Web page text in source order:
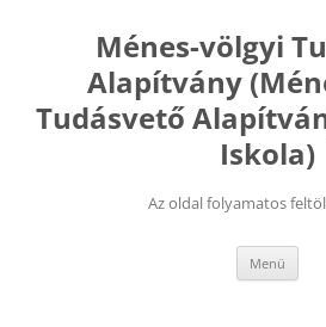
tartalombaMénes-völgyi
Alapítvány
Tudásvető
Iskola)
Az oldal folyamatos
Menü